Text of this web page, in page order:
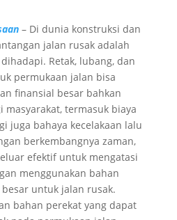
– Di dunia konstruksi dan
jalan rusak adalah
Retak, lubang, dan
permukaan jalan bisa
finansial besar bahkan
masyarakat, termasuk biaya
juga bahaya kecelakaan lalu
berkembangnya zaman,
efektif untuk mengatasi
menggunakan bahan
untuk jalan rusak.
bahan perekat yang dapat